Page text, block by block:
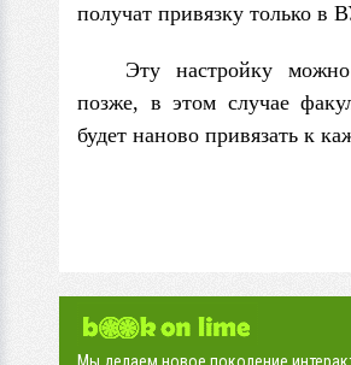
получат привязку только в
Эту настройку
позже, в этом случае
будет наново привязать к